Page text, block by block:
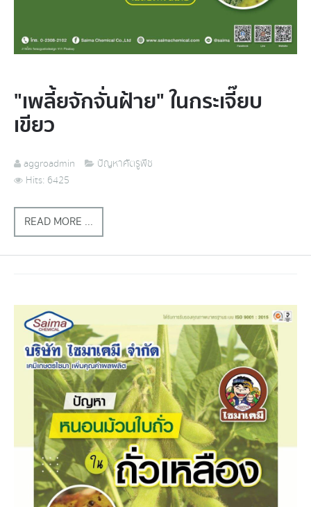
"เพลี้ยจักจั่นฝ้าย" ในกระเจี๊ยบ
เขียว
aggroadmin
ปัญหาศัตรูพืช
Hits: 6425
READ MORE ...